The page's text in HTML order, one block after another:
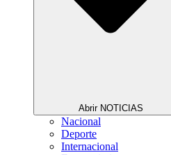
Abrir NOTICIAS
Nacional
Deporte
Internacional